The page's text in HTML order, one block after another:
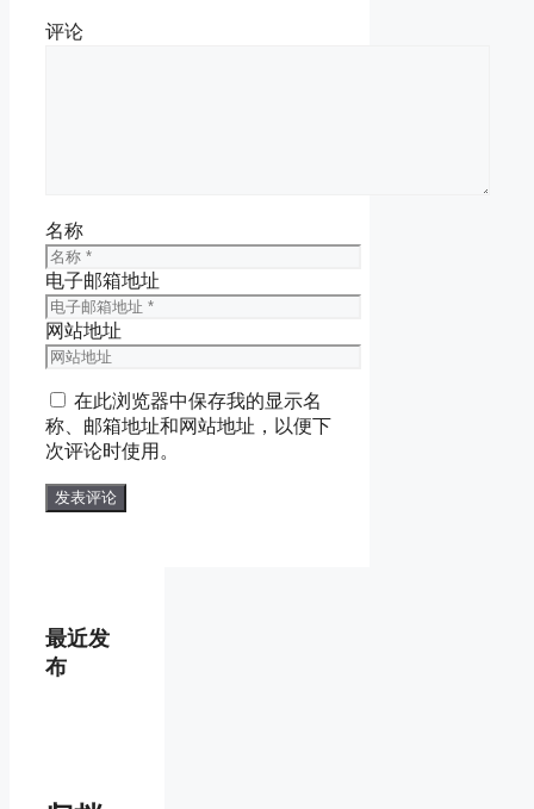
评论
名称
电子邮箱地址
网站地址
在此浏览器中保存我的显示名
称、邮箱地址和网站地址，以便下
次评论时使用。
最近发
布